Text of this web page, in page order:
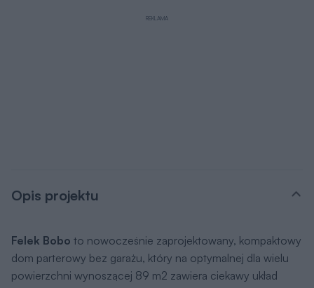
REKLAMA
Opis projektu
Felek Bobo to nowocześnie zaprojektowany, kompaktowy
dom parterowy bez garażu, który na optymalnej dla wielu
powierzchni wynoszącej 89 m2 zawiera ciekawy układ